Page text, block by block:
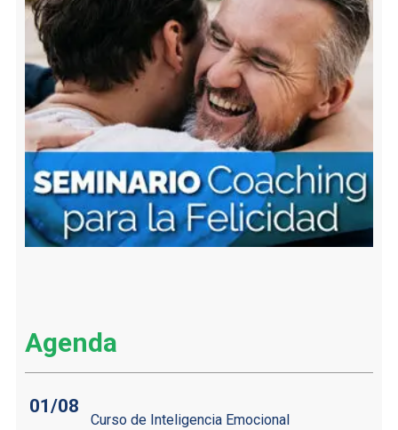
Agenda
01/08
Curso de Inteligencia Emocional